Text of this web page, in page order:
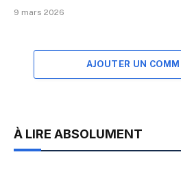
9 mars 2026
AJOUTER UN
À LIRE ABSOLUMENT